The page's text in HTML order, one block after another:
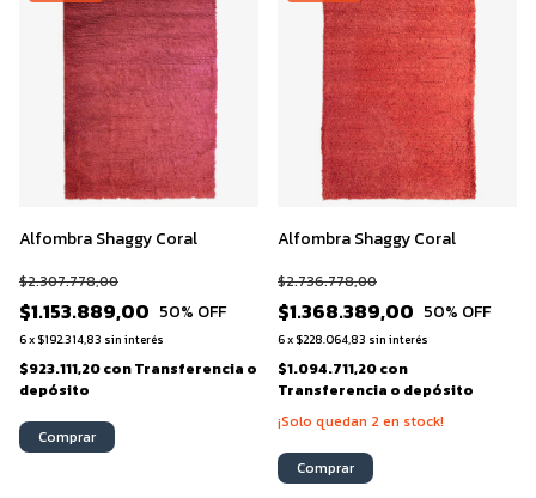
Alfombra Shaggy Coral
$1.153.889,00
$2.307.778,00
50% OFF
6x $192.314,83 sin interés
$923.111,20conTransferencia o
depósito
Comprar
Alfombra Shaggy Coral
$1.368.389,00
$2.736.778,00
50% OFF
6x $228.064,83 sin interés
$1.094.711,20con
Transferencia o depósito
¡Solo quedan 2 en stock!
Comprar